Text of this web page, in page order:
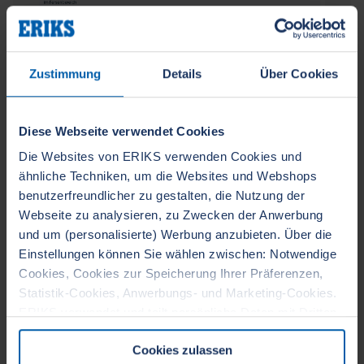
Zustimmung Details Über Cookies
Diese Webseite verwendet Cookies
Die Websites von ERIKS verwenden Cookies und
ähnliche Techniken, um die Websites und Webshops
benutzerfreundlicher zu gestalten, die Nutzung der
Webseite zu analysieren, zu Zwecken der Anwerbung
und um (personalisierte) Werbung anzubieten. Über die
Einstellungen können Sie wählen zwischen: Notwendige
Cookies, Cookies zur Speicherung Ihrer Präferenzen,
Statistik-Cookies, Anwerbungs- und Marketing-Cookies.
Wenn Sie auf die Schaltfläche OK klicken, erklären Sie
sich mit der Verwendung aller Cookies einverstanden und
Cookies zulassen
Welche Sicherheitsschuhe für welchen
Beruf?
19. August 2024 Tamara Santucci
Optimieren Sie Ihr Angebot an
Sicherheitsschuhen, indem Sie die Einhaltung der
Vorschriften berücksichtigen, die Risiken am